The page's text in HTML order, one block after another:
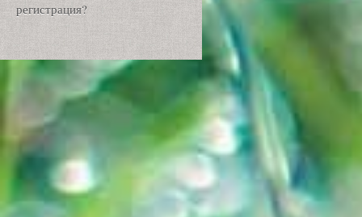
регистрация?